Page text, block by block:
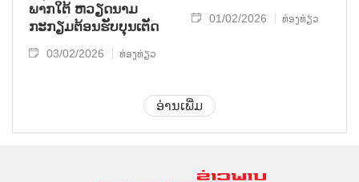
ພາກໃຕ້ ຫວຽດນາມ
ກະກຽມຕ້ອນຮັບບຸນເຕັດ
03/02/2026 ທ່ອງທ່ຽວ
01/02/2026 ທ່ອງທ່ຽວ
ອ່ານເພີ່ມ